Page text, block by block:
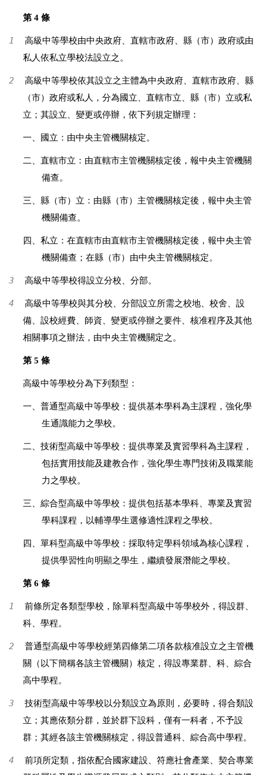
第 4 條
1 高級中等學校由中央政府、直轄市政府、縣（市）政府或由
私人依私立學校法設立之。
2 高級中等學校依其設立之主體為中央政府、直轄市政府、縣
（市）政府或私人，分為國立、直轄市立、縣（市）立或私
立；其設立、變更或停辦，依下列規定辦理：
一、國立：由中央主管機關核定。
二、直轄市立：由直轄市主管機關核定後，報中央主管機關
備查。
三、縣（市）立：由縣（市）主管機關核定後，報中央主管
機關備查。
四、私立：在直轄市由直轄市主管機關核定後，報中央主管
機關備查；在縣（市）由中央主管機關核定。
3 高級中等學校得設立分校、分部。
4 高級中等學校與其分校、分部設立所需之校地、校舍、設
備、設校經費、師資、變更或停辦之要件、核准程序及其他
相關事項之辦法，由中央主管機關定之。
第 5 條
高級中等學校分為下列類型：
一、普通型高級中等學校：提供基本學科為主課程，強化學
生通識能力之學校。
二、技術型高級中等學校：提供專業及實習學科為主課程，
包括實用技能及建教合作，強化學生專門技術及職業能
力之學校。
三、綜合型高級中等學校：提供包括基本學科、專業及實習
學科課程，以輔導學生選修適性課程之學校。
四、單科型高級中等學校：採取特定學科領域為核心課程，
提供學習性向明顯之學生，繼續發展潛能之學校。
第 6 條
1 前條所定各類型學校，除單科型高級中等學校外，得設群、
科、學程。
2 普通型高級中等學校經第四條第二項各款核准設立之主管機
關（以下簡稱各該主管機關）核定，得設專業群、科、綜合
高中學程。
3 技術型高級中等學校以分類設立為原則，必要時，得合類設
立；其應依類分群，並於群下設科，僅有一科者，不予設
群；其經各該主管機關核定，得設普通科、綜合高中學程。
4 前項所定類，指依配合國家建設、符應社會產業、契合專業